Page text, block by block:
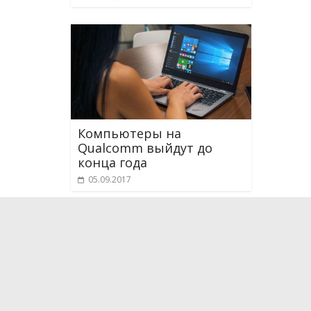
Компьютеры на
Qualcomm выйдут до
конца года
05.09.2017